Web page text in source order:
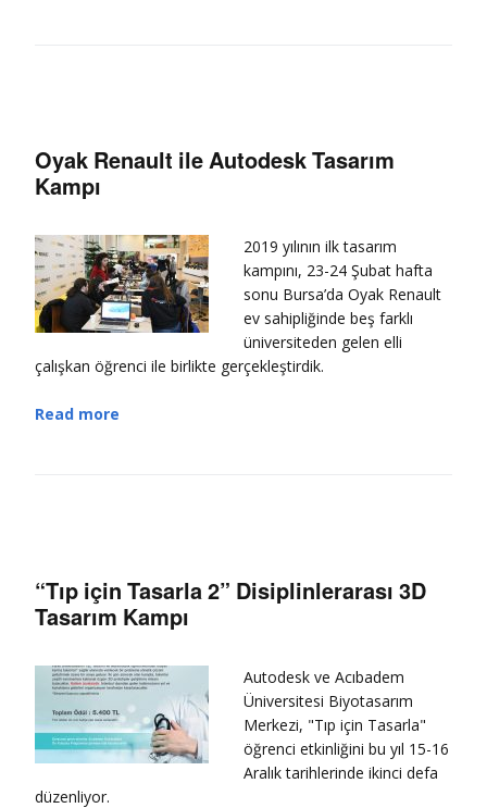
Oyak Renault ile Autodesk Tasarım
Kampı
2019 yılının ilk tasarım
kampını, 23-24 Şubat hafta
sonu Bursa’da Oyak Renault
ev sahipliğinde beş farklı
üniversiteden gelen elli
çalışkan öğrenci ile birlikte gerçekleştirdik.
Read more
“Tıp için Tasarla 2” Disiplinlerarası 3D
Tasarım Kampı
Autodesk ve Acıbadem
Üniversitesi Biyotasarım
Merkezi, "Tıp için Tasarla"
öğrenci etkinliğini bu yıl 15-16
Aralık tarihlerinde ikinci defa
düzenliyor.